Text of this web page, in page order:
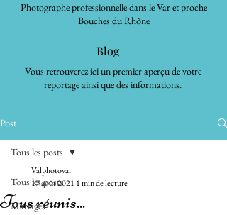
Photographe professionnelle dans le Var et proche
Bouches du Rhône
Blog
Vous retrouverez ici un premier aperçu de votre
reportage ainsi que des informations.
Post
Tous les posts
Mariages
Tous les posts
Tous réunis...
Valphotovar
17 août 2021 1 min de lecture